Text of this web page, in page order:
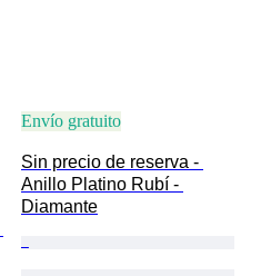
Envío gratuito
Sin precio de reserva -
Anillo Platino Rubí -
Diamante